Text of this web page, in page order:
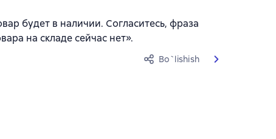
будет в наличии. Согласитесь, фраза
на складе сейчас нет».
Bo`lishish